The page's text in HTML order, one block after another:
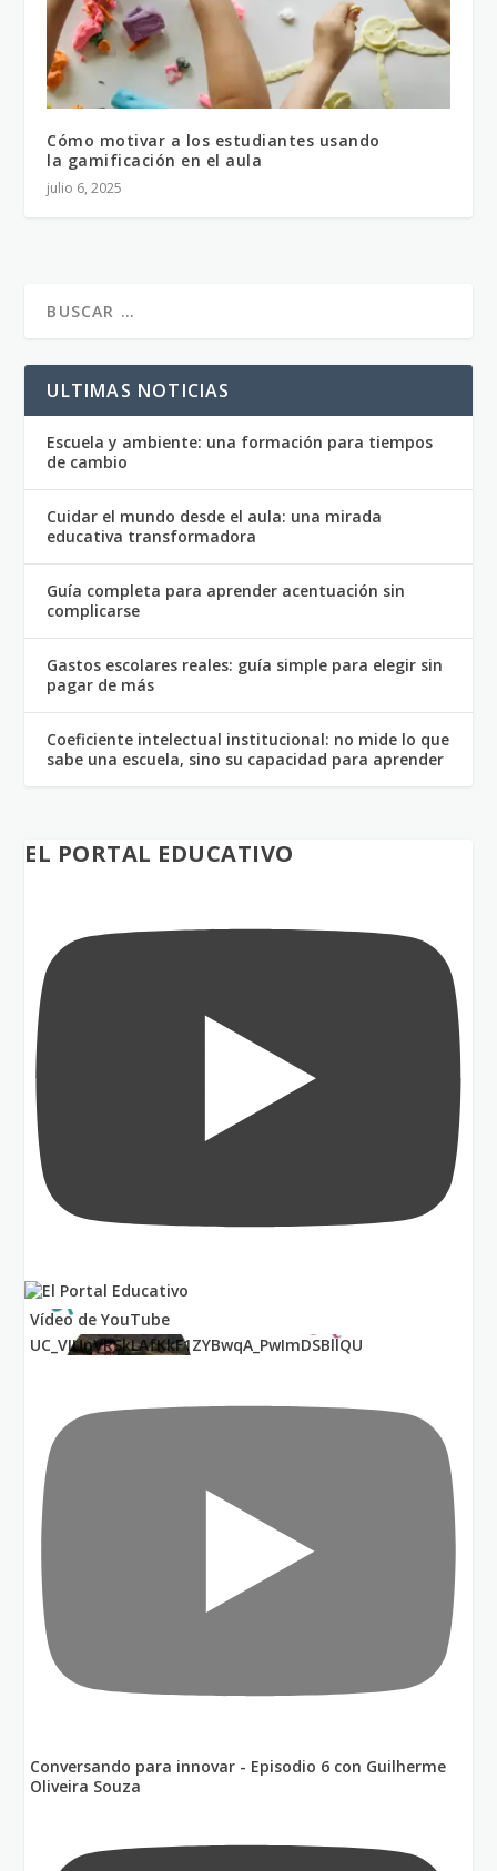
Cómo motivar a los estudiantes usando
la gamificación en el aula
julio 6, 2025
ULTIMAS NOTICIAS
Escuela y ambiente: una formación para tiempos
de cambio
Cuidar el mundo desde el aula: una mirada
educativa transformadora
Guía completa para aprender acentuación sin
complicarse
Gastos escolares reales: guía simple para elegir sin
pagar de más
Coeficiente intelectual institucional: no mide lo que
sabe una escuela, sino su capacidad para aprender
EL PORTAL EDUCATIVO
Vídeo de YouTube
UC_VIUnVRSkLAfKkF1ZYBwqA_PwImDSBllQU
Conversando para innovar - Episodio 6 con Guilherme
Oliveira Souza